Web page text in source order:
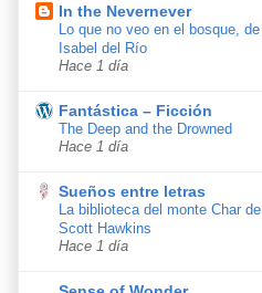
In the Nevernever
Lo que no veo en el bosque, de
Isabel del Río
Hace 1 día
Fantástica – Ficción
The Deep and the Drowned
Hace 1 día
Sueños entre letras
La biblioteca del monte Char de
Scott Hawkins
Hace 1 día